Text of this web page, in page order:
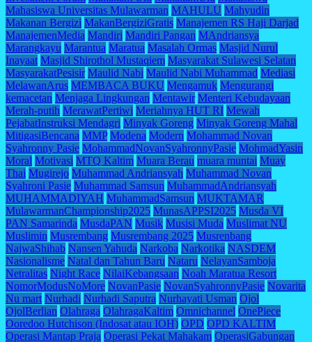
Mahasiswa Universitas Mulawarman MAHULU Mahyudin
Makanan Bergizi MakanBergiziGratis Manajemen RS Haji Darjad
ManajemenMedia Mandiri Mandiri Pangan MAndriansya
Marangkayu Marantua Maratua Masalah Ormas Masjid Nurul
Inayaat Masjid Shirothol Mustaqiem Masyarakat Sulawesi Selatan
MasyarakatPesisir Maulid Nabi Maulid Nabi Muhammad Mediasi
MelawanArus MEMBACA BUKU Mengamuk Mengurangi
kemacetan Menjaga Lingkungan Mentawir Menteri Kebudayaan
Merah-putih MerawatPertiwi Meriahnya HUT RI Mewah
PejabatInstruksi Mendagri Minyak Goreng Minyak Goreng Mahal
MitigasiBencana MMP Modena Modern Mohammad Novan
Syahronny Pasie MohammadNovanSyahronnyPasie MohmadYasin
Moral Motivasi MTQ Kaltim Muara Berau muara muntai Muay
Thai Mugirejo Muhammad Andriansyah Muhammad Novan
Syahroni Pasie Muhammad Samsun MuhammadAndriansyah
MUHAMMADIYAH MuhammadSamsun MUKTAMAR
MulawarmanChampionship2025 MunasAPPSI2025 Musda VI
PAN Samarinda MusdaPAN Musik Musisi Muda Muslimat NU
Muslimin Musrembang Musrembang 2025 Musrenbang
NajwaShihab Nansen Yahuda Narkoba Narkotika NASDEM
Nasionalisme Natal dan Tahun Baru Nataru NelayanSamboja
Netralitas Night Race NilaiKebangsaan Noah Maratua Resort
NomorModusNoMore NovanPasie NovanSyahronnyPasie Novarita
Nu mart Nurhadi Nurhadi Saputra Nurhayati Usman Ojol
OjolBerlian Olahraga OlahragaKaltim Omnichannel OnePiece
Ooredoo Hutchison (Indosat atau IOH) OPD OPD KALTIM
Operasi Mantap Praja Operasi Pekat Mahakam OperasiGabungan